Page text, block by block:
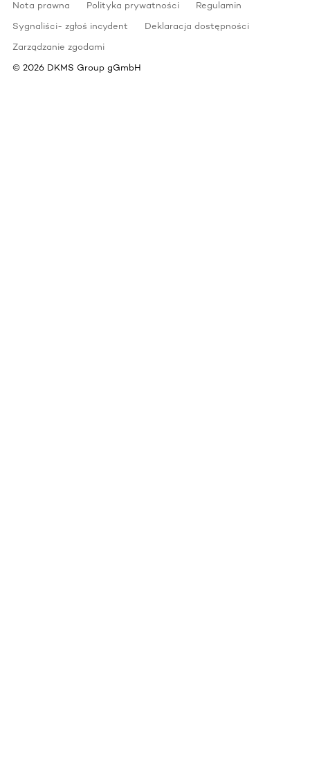
Nota prawna Polityka prywatności
Regulamin
Sygnaliści- zgłoś incydent
Deklaracja dostępności
Zarządzanie zgodami
© 2026 DKMS Group gGmbH